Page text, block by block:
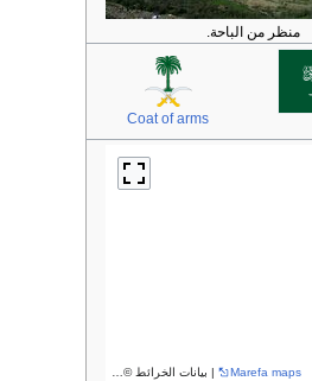
منظر من الباحة.
Coat of arms
Marefa maps | بيانات الخرائط © مساهمو OpenStreetMap